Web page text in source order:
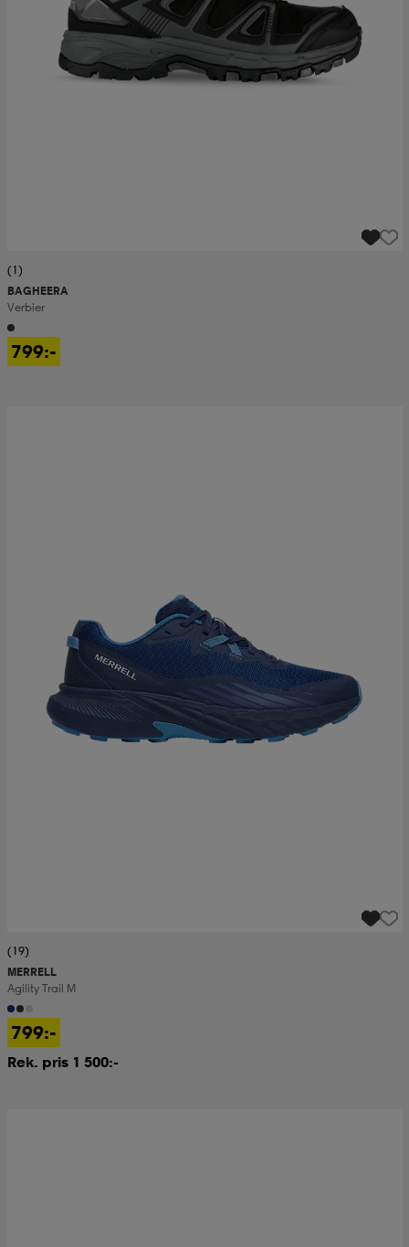
(1)
BAGHEERA
Verbier
799:-
(19)
MERRELL
Agility Trail M
799:-
Rek. pris 1 500:-